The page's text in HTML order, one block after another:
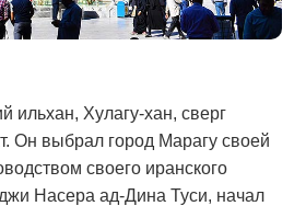
ильхан, Хулагу-хан, сверг
Он выбрал город Марагу своей
своего иранского
Насера ​​ад-Дина Туси, начал